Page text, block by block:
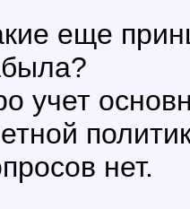
еще
учет
нет.